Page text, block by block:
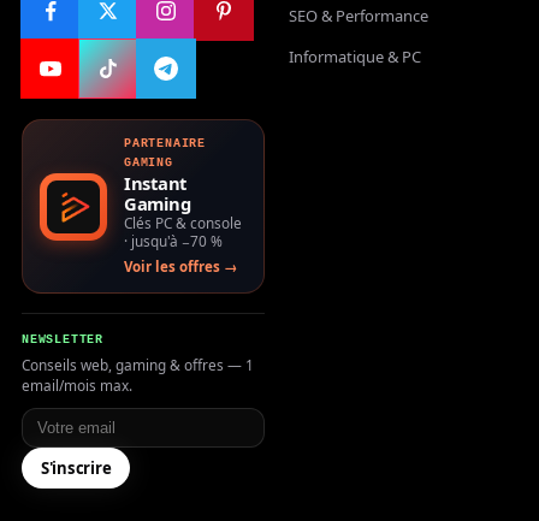
PARTENAIRE
GAMING
Instant
Gaming
Clés PC & console
· jusqu'à −70 %
Voir les offres →
NEWSLETTER
Conseils web, gaming & offres — 1
email/mois max.
Votre email
S'inscrire
SEO & Performance
Informatique & PC